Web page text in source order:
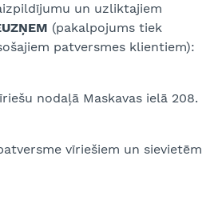
un uzliktajiem
(pakalpojums tiek
patversmes klientiem):
nodaļā Maskavas ielā 208.
vīriešiem un sievietēm